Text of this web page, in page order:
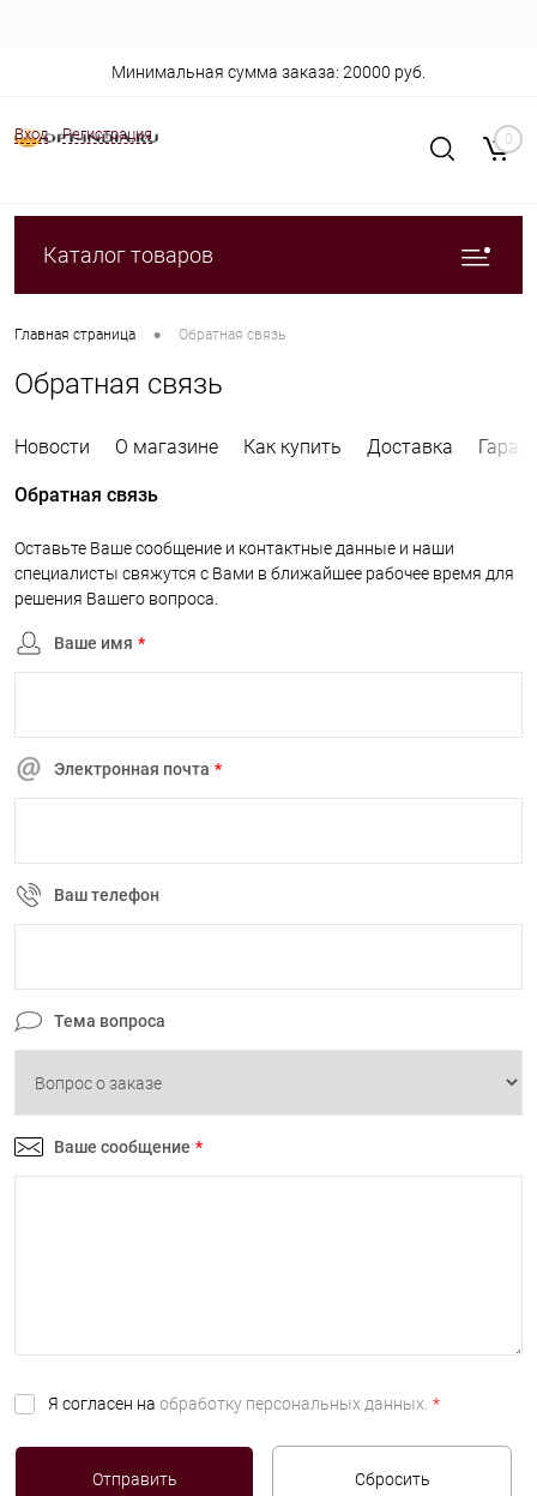
Вход Регистрация
Минимальная сумма заказа: 20000 руб.
0
Каталог товаров
Главная страница • Обратная связь
Обратная связь
Новости О магазине Как купить Доставка
Обратная связь
Оставьте Ваше сообщение и контактные данные и наши
специалисты свяжутся с Вами в ближайшее рабочее время для
решения Вашего вопроса.
Ваше имя *
Электронная почта *
Ваш телефон
Тема вопроса
Ваше сообщение *
Я согласен на обработку персональных данных. *